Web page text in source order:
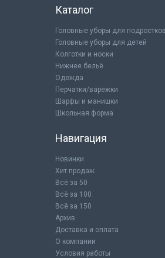
Каталог
Головные уборы для подростков
Головные уборы для детей
Колготки и носки
Нижнее бельё
Одежда
Перчатки/варежки
Шарфы и манишки
Школьная форма
Навигация
Новинки
Хит продаж
Всё за 50
Всё за 100
Всё за 150
Архив
Доставка и оплата
О компании
Условия работы